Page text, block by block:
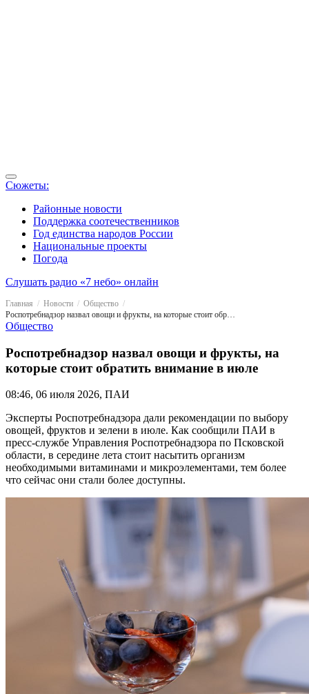
Сюжеты:
Районные новости
Поддержка соотечественников
Год единства народов России
Национальные проекты
Погода
Слушать радио «7 небо» онлайн
Главная Новости
Общество
Роспотребнадзор назвал овощи и фрукты, на которые стоит обратить внимание в июле
Общество
Роспотребнадзор назвал овощи и фрукты, на
которые стоит обратить внимание в июле
08:46, 06 июля 2026, ПАИ
Эксперты Роспотребнадзора дали рекомендации по выбору
овощей, фруктов и зелени в июле. Как сообщили ПАИ в
пресс-службе Управления Роспотребнадзора по Псковской
области, в середине лета стоит насытить организм
необходимыми витаминами и микроэлементами, тем более
что сейчас они стали более доступны.